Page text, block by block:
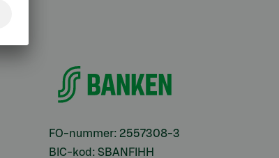
FO-nummer: 2557308-3
BIC-kod: SBANFIHH